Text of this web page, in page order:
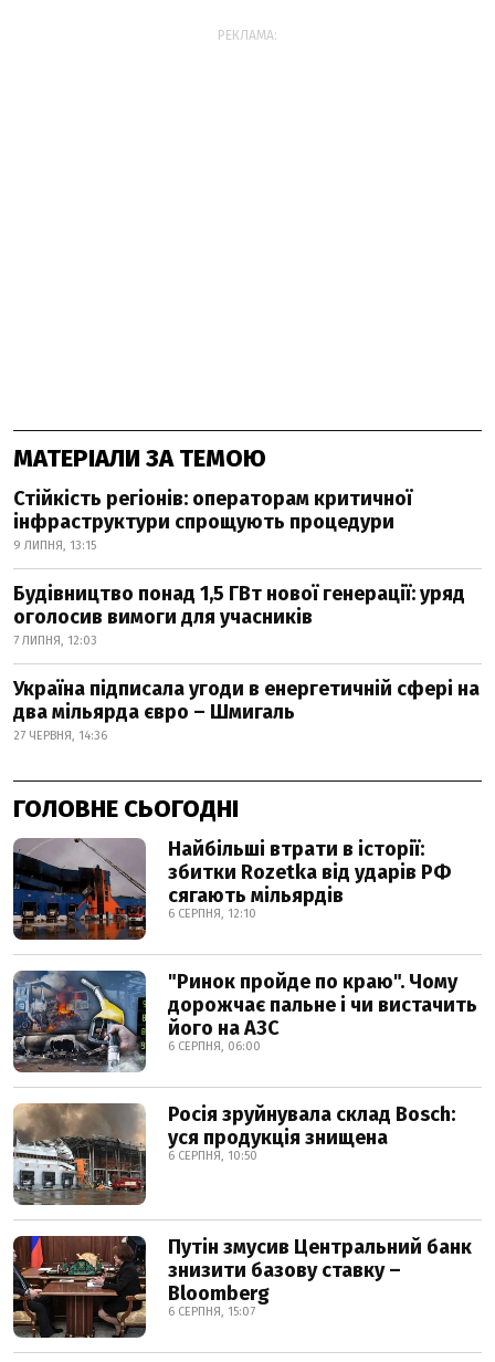
РЕКЛАМА:
МАТЕРІАЛИ ЗА ТЕМОЮ
Стійкість регіонів: операторам критичної
інфраструктури спрощують процедури
9 ЛИПНЯ, 13:15
Будівництво понад 1,5 ГВт нової генерації: уряд
оголосив вимоги для учасників
7 ЛИПНЯ, 12:03
Україна підписала угоди в енергетичній сфері на
два мільярда євро – Шмигаль
27 ЧЕРВНЯ, 14:36
ГОЛОВНЕ СЬОГОДНІ
Найбільші втрати в історії:
збитки Rozetka від ударів РФ
сягають мільярдів
6 СЕРПНЯ, 12:10
"Ринок пройде по краю". Чому
дорожчає пальне і чи вистачить
його на АЗС
6 СЕРПНЯ, 06:00
Росія зруйнувала склад Bosch:
уся продукція знищена
6 СЕРПНЯ, 10:50
Путін змусив Центральний банк
знизити базову ставку –
Bloomberg
6 СЕРПНЯ, 15:07